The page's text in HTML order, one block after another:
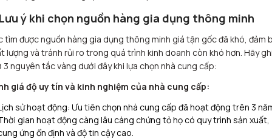
ý khi chọn nguồn hàng gia dụng thông minh
tìm được nguồn hàng gia dụng thông minh giá tận gốc đã khó, đảm
lượng và tránh rủi ro trong quá trình kinh doanh còn khó hơn. Hãy
3 nguyên tắc vàng dưới đây khi lựa chọn nhà cung cấp:
giá độ uy tín và kinh nghiệm của nhà cung cấp:
sử hoạt động: Ưu tiên chọn nhà cung cấp đã hoạt động trên 3
gian hoạt động càng lâu càng chứng tỏ họ có quy trình sản xuất,
ứng ổn định và độ tin cậy cao.